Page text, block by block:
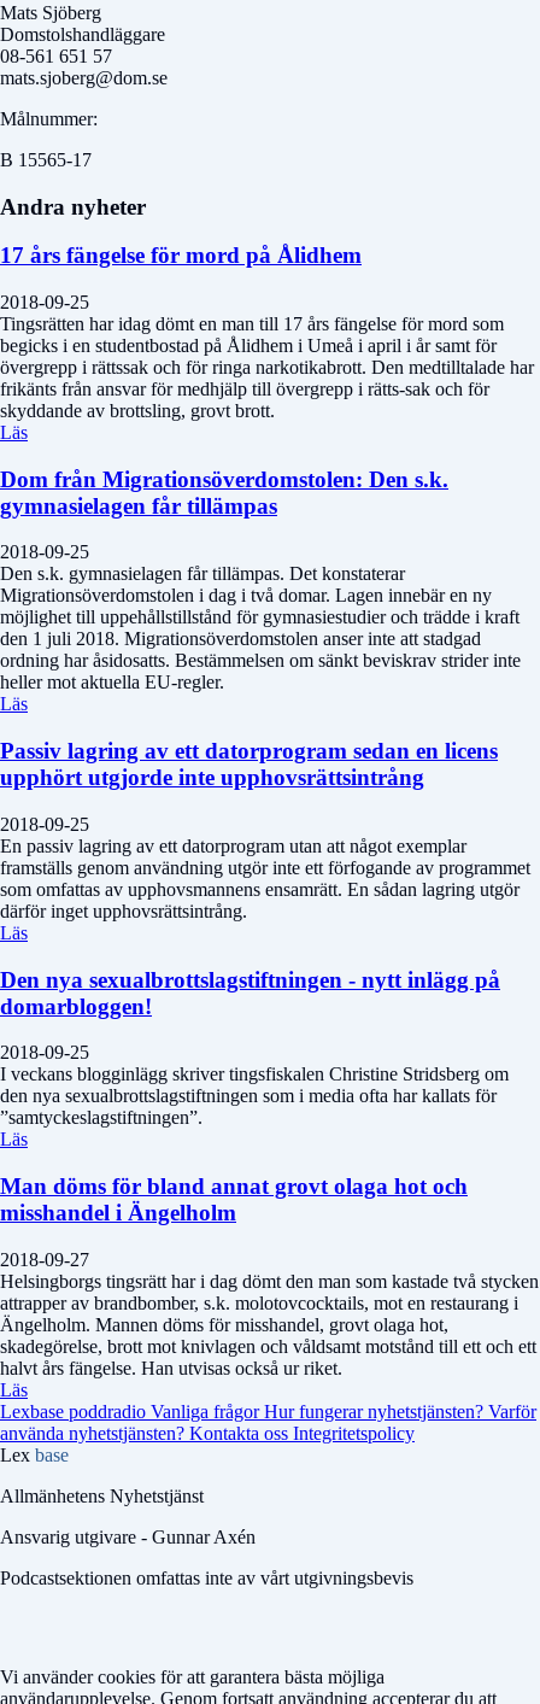
Mats Sjöberg
Domstolshandläggare
08-561 651 57
mats.sjoberg@dom.se
Målnummer:
B 15565-17
Andra nyheter
17 års fängelse för mord på Ålidhem
2018-09-25
Tingsrätten har idag dömt en man till 17 års fängelse för mord som
begicks i en studentbostad på Ålidhem i Umeå i april i år samt för
övergrepp i rättssak och för ringa narkotikabrott. Den medtilltalade har
frikänts från ansvar för medhjälp till övergrepp i rätts-sak och för
skyddande av brottsling, grovt brott.
Läs
Dom från Migrationsöverdomstolen: Den s.k.
gymnasielagen får tillämpas
2018-09-25
Den s.k. gymnasielagen får tillämpas. Det konstaterar
Migrationsöverdomstolen i dag i två domar. Lagen innebär en ny
möjlighet till uppehållstillstånd för gymnasiestudier och trädde i kraft
den 1 juli 2018. Migrationsöverdomstolen anser inte att stadgad
ordning har åsidosatts. Bestämmelsen om sänkt beviskrav strider inte
heller mot aktuella EU-regler.
Läs
Passiv lagring av ett datorprogram sedan en licens
upphört utgjorde inte upphovsrättsintrång
2018-09-25
En passiv lagring av ett datorprogram utan att något exemplar
framställs genom användning utgör inte ett förfogande av programmet
som omfattas av upphovsmannens ensamrätt. En sådan lagring utgör
därför inget upphovsrättsintrång.
Läs
Den nya sexualbrottslagstiftningen - nytt inlägg på
domarbloggen!
2018-09-25
I veckans blogginlägg skriver tingsfiskalen Christine Stridsberg om
den nya sexualbrottslagstiftningen som i media ofta har kallats för
”samtyckeslagstiftningen”.
Läs
Man döms för bland annat grovt olaga hot och
misshandel i Ängelholm
2018-09-27
Helsingborgs tingsrätt har i dag dömt den man som kastade två stycken
attrapper av brandbomber, s.k. molotovcocktails, mot en restaurang i
Ängelholm. Mannen döms för misshandel, grovt olaga hot,
skadegörelse, brott mot knivlagen och våldsamt motstånd till ett och ett
halvt års fängelse. Han utvisas också ur riket.
Läs
Lexbase poddradio Vanliga frågorHur fungerar nyhetstjänsten? Varför
använda nyhetstjänsten? Kontakta oss Integritetspolicy
Lex base
Allmänhetens Nyhetstjänst
Ansvarig utgivare - Gunnar Axén
Podcastsektionen omfattas inte av vårt utgivningsbevis
Vi använder cookies för att garantera bästa möjliga
användarupplevelse. Genom fortsatt användning accepterar du att